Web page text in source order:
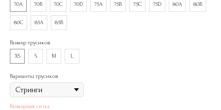
70A 70B 70C 70D 75A 75B 75C 75D 80A 80B
80С 85A 85B
Размер трусиков
XS S M L
Варианты трусиков
Размерная сетка